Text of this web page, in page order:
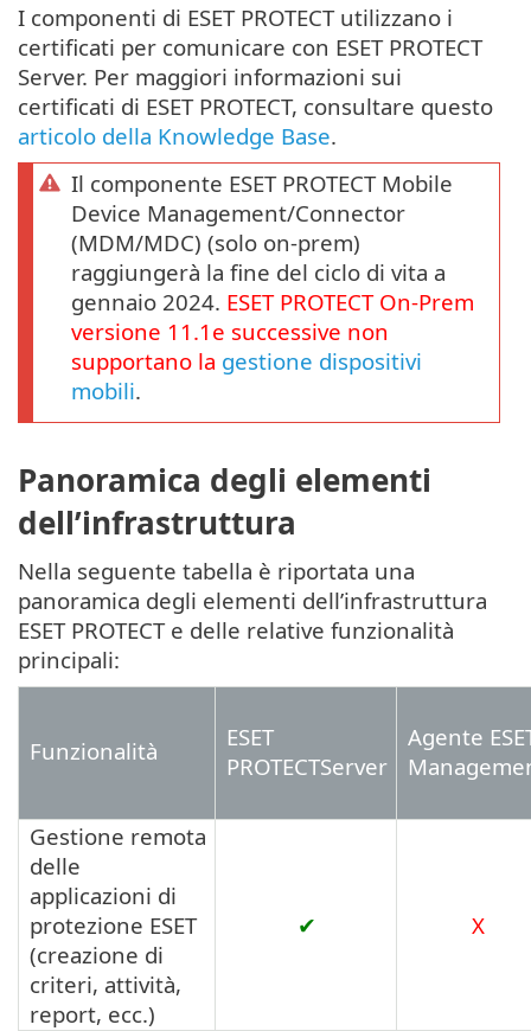
I componenti di ESET PROTECT utilizzano i
certificati per comunicare con ESET PROTECT
Server. Per maggiori informazioni sui
certificati di ESET PROTECT, consultare questo
articolo della Knowledge Base.
Il componente ESET PROTECT Mobile
Device Management/Connector
(MDM/MDC) (solo on-prem)
raggiungerà la fine del ciclo di vita a
gennaio 2024. ESET PROTECT On-Prem
versione 11.1 e successive non
supportano la gestione dispositivi
mobili.
Panoramica degli elementi
dell’infrastruttura
Nella seguente tabella è riportata una
panoramica degli elementi dell’infrastruttura
ESET PROTECT e delle relative funzionalità
principali:
Funzionalità
ESET
PROTECTServer
Agente
Gestione remota
delle
applicazioni di
protezione ESET
(creazione di
criteri, attività,
report, ecc.)
✔ X